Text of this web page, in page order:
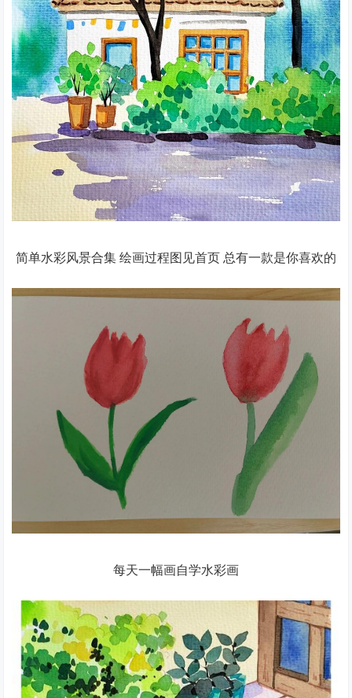
简单水彩风景合集 绘画过程图见首页 总有一款是你喜欢的
每天一幅画自学水彩画